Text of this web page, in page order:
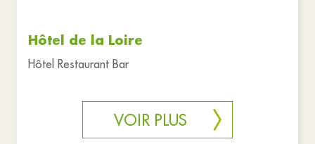
Hôtel de la Loire
Hôtel Restaurant Bar
VOIR PLUS